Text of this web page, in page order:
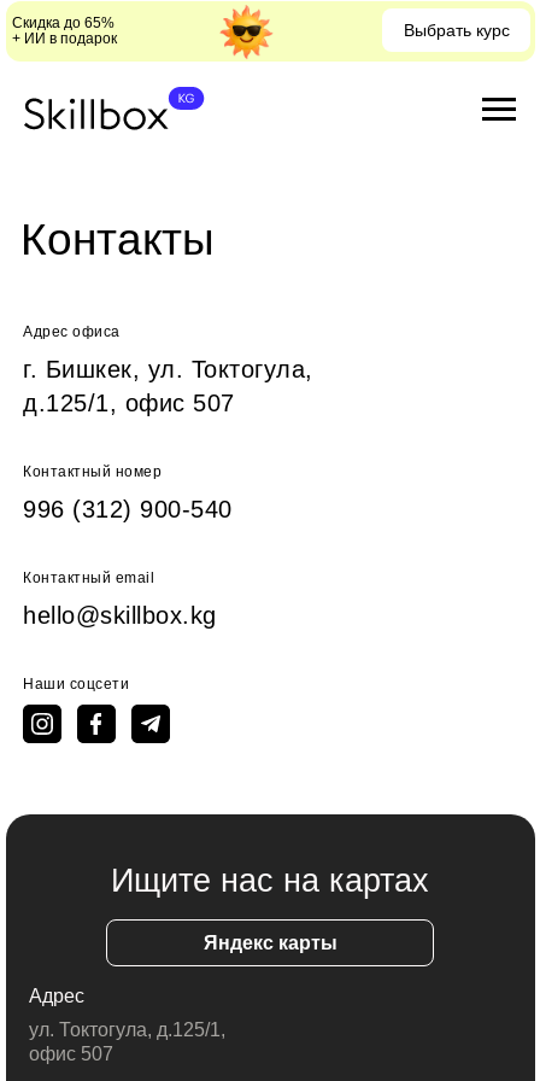
Скидка до 65%
+ ИИ в подарок
Выбрать курс
Контакты
996 (312) 900-540
Контактный номер
hello@skillbox.kg
Контактный email
г. Бишкек, ул. Токтогула,
д.125/1, офис 507
Адрес офиса
Наши соцсети
Яндекс карты
Адрес
ул. Токтогула, д.125/1,
офис 507
Ищите нас на картах